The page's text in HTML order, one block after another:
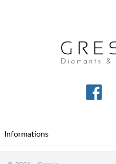
Informations